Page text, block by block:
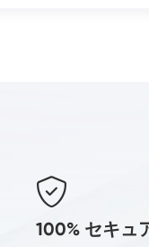
100% セキュ